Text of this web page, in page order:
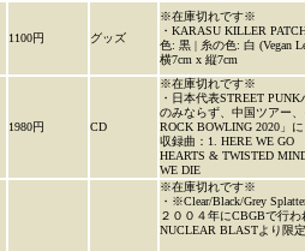
1100円 グッズ
※在庫切れです※
・KARASU KILLER
色: 黒 | 糸の色: 白 (Vegan
横7cm x 縦7cm
1980円 CD
※在庫切れです※
・日本代表STREET
のみならず、中国ツアー
ROCK BOWLING 2020」
収録曲：1. HERE WE
HEARTS & TWISTED
WE DIE
※在庫切れです※
・※Clear/Black/Grey
２００４年にCBGBで行
NUCLEAR BLASTより限